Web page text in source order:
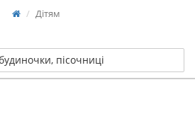
Дітям
пісочниці